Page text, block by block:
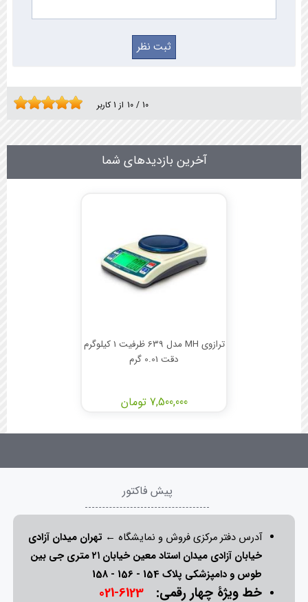
10 / 10 از 1کاربر
آخرین بازدیدهای شما
ترازوی MH مدل 639 ظرفیت 1 کیلوگرم
دقت 0.01 گرم
7,500,000 تومان
پیش فاکتور
آدرس دفتر مرکزی فروش و نمایشگاه ← تهران میدان آزادی
خیابان آزادی میدان استاد معین خیابان ۲۱ متری جی بین
طوس و دامپزشکی پلاک 154 - 156 - 158
خط ویژۀ چهار رقمی:6123-021